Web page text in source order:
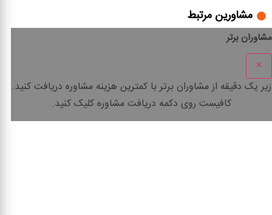
مشاورین مرتبط
مشاوران برتر
×
زیر یک دقیقه از مشاوران برتر باکمترین هزینه مشاوره دریافت کنید.
کافیست روی دکمه دریافت مشاوره کلیک کنید.